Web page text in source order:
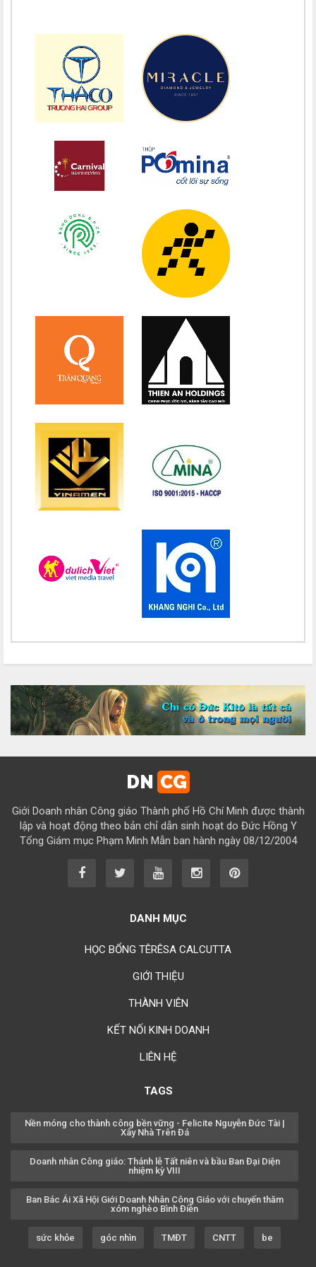
Chúc mừng bổn mạng Maria Vũ Thị Hoài Trang 15/08
Chúc mừng bổn mạng Maria Ngô Thị Thu 15/08
Chúc mừng bổn mạng Chị Maria Trương Thị Thanh Xuân 15/08
Chúc mừng bổn mạng Maria Đỗ Vy Hạ 15/08
Chúc mừng bổn mạng Maria Nguyễn Thị Trung Thu 15/08
Chúc mừng bổn mạng Maria Nguyễn Ngọc Anh 15/08
Chúc mừng bổn mạng Chị Maria Nguyễn Thị Diệu Phương 15/08
Chúc mừng bổn mạng Chị Maria Nguyễn Thị Bích Thuận 15/08
Chúc mừng bổn mạng Chị Maria Đặng Thị Lan Hương 15/08
Chúc mừng bổn mạng Chị Maria Nguyễn Nhiệm Mầu 15/08
Chúc mừng bổn mạng Chị Maria Nguyễn Mỹ Quỳnh Loan 15/08
Chúc mừng bổn mạng Chị Maria Vũ Thị Hà 15/08
Chúc mừng bổn mạng Chị Maria Nguyễn Thị Thành 15/08
Chúc mừng bổn mạng Chị Maria Lai Thị Lan Anh 15/08
Chúc mừng bổn mạng Chị Maria Nguyễn Thị Thuận 15/08
Chúc mừng bổn mạng Chị Maria Đỗ Thị Nguyệt 15/08
Chúc mừng bổn mạng Chị Maria Trần Thị Công Anh 15/08
Chúc mừng bổn mạng Chị Maria Đỗ Thị Tâm 15/08
Chúc mừng bổn mạng Chị Maria Lương Thị Hồng 15/08
Chúc mừng bổn mạng Chị Maria Ngô Thị Yến 15/08
Chúc mừng bổn mạng Chị Maria Nguyễn Tuấn Đông Quân 15/08
Chúc mừng bổn mạng Chị Maria Lâm Thanh Trúc 15/08
Chúc mừng bổn mạng Chị Maria Từ Ngọc Phụng 15/08
Chúc mừng bổn mạng Chị Rosa Nguyễn Mến Quý 23/08
DN CG
Giới Doanh nhân Công giáo Thành phố Hồ Chí Minh được thành
lập và hoạt động theo bản chỉ dẫn sinh hoạt do Đức Hồng Y
Tổng Giám mục Phạm Minh Mẫn ban hành ngày 08/12/2004
DANH MỤC
HỌC BỔNG TÊRÊSA CALCUTTA
GIỚI THIỆU
THÀNH VIÊN
KẾT NỐI KINH DOANH
LIÊN HỆ
TAGS
Nền móng cho thành công bền vững - Felicite Nguyễn Đức Tài |
Xây Nhà Trên Đá
Doanh nhân Công giáo: Thánh lễ Tất niên và bầu Ban Đại Diện
nhiệm kỳ VIII
Ban Bác Ái Xã Hội Giới Doanh Nhân Công Giáo với chuyến thăm
xóm nghèo Bình Điền
sức khỏe góc nhìn TMĐT CNTT be